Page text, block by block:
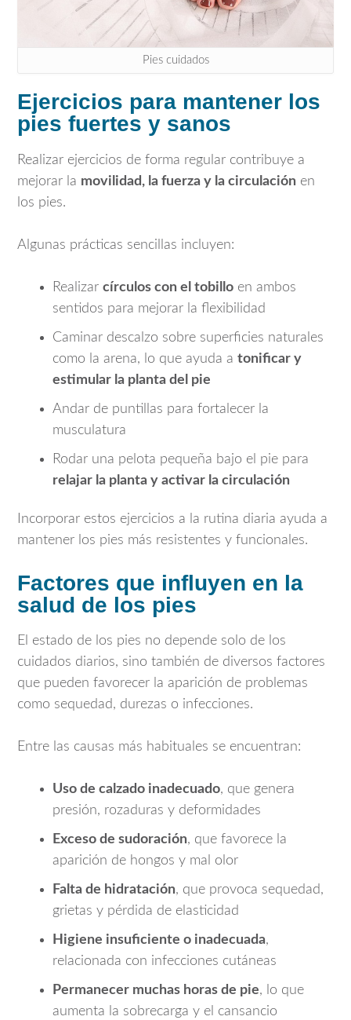
Pies cuidados
Ejercicios para mantener los
pies fuertes y sanos
Realizar ejercicios de forma regular contribuye a
mejorar la movilidad, la fuerza y la circulación en
los pies.
Algunas prácticas sencillas incluyen:
Realizar círculos con el tobillo en ambos
sentidos para mejorar la flexibilidad
Caminar descalzo sobre superficies naturales
como la arena, lo que ayuda a tonificar y
estimular la planta del pie
Andar de puntillas para fortalecer la
musculatura
Rodar una pelota pequeña bajo el pie para
relajar la planta y activar la circulación
Incorporar estos ejercicios a la rutina diaria ayuda a
mantener los pies más resistentes y funcionales.
Factores que influyen en la
salud de los pies
El estado de los pies no depende solo de los
cuidados diarios, sino también de diversos factores
que pueden favorecer la aparición de problemas
como sequedad, durezas o infecciones.
Entre las causas más habituales se encuentran:
Uso de calzado inadecuado, que genera
presión, rozaduras y deformidades
Exceso de sudoración, que favorece la
aparición de hongos y mal olor
Falta de hidratación, que provoca sequedad,
grietas y pérdida de elasticidad
Higiene insuficiente o inadecuada,
relacionada con infecciones cutáneas
Permanecer muchas horas de pie, lo que
aumenta la sobrecarga y el cansancio